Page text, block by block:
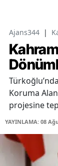
Ajans344 |
Koruma
projesine
YAYINLAMA: 08